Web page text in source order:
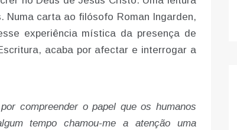
Numa carta ao filósofo Roman Ingarden,
experiência mística da presença de
acaba por afectar e interrogar a
compreender o papel que os humanos
tempo chamou-me a atenção uma